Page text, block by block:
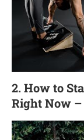
2. How to
Right Now